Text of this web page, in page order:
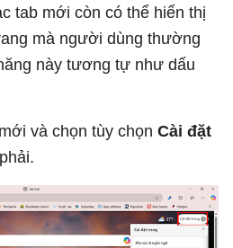
tab mới còn có thể hiển thị
mà người dùng thường
này tương tự như dấu
và chọn tùy chọn Cài đặt